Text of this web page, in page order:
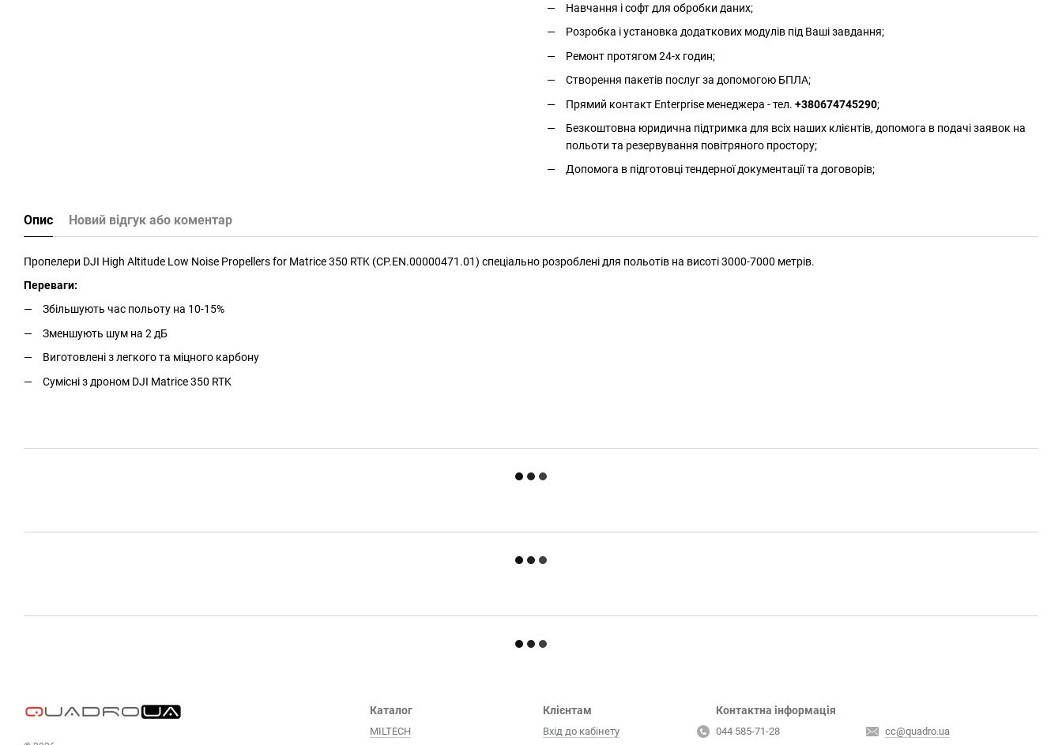
Навчання і софт для обробки даних;
Розробка і установка додаткових модулів під Ваші завдання;
Ремонт протягом 24-х годин;
Створення пакетів послуг за допомогою БПЛА;
Прямий контакт Enterprise менеджера - тел. +380674745290;
Безкоштовна юридична підтримка для всіх наших клієнтів, допомога в подачі заявок на
польоти та резервування повітряного простору;
Допомога в підготовці тендерної документації та договорів;
Опис Новий відгук або коментар
Пропелери DJI High Altitude Low Noise Propellers for Matrice 350 RTK (CP.EN.00000471.01) спеціально розроблені для польотів на висоті 3000-7000 метрів.
Переваги:
Збільшують час польоту на 10-15%
Зменшують шум на 2 дБ
Виготовлені з легкого та міцного карбону
Сумісні з дроном DJI Matrice 350 RTK
Каталог
MILTECH
Клієнтам
Вхід до кабінету
Контактна інформація
044 585-71-28 cc@quadro.ua